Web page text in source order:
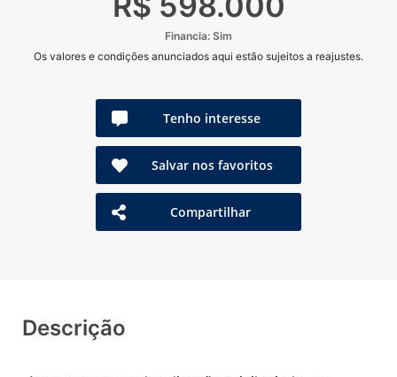
Financia: Sim
Os valores e condições anunciados aqui estão sujeitos a reajustes.
Tenho interesse
Salvar nos favoritos
Compartilhar
Descrição